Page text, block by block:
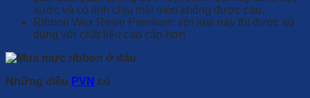
xước và có tính chịu mài mòn không được cao.
Ribbon Wax Resin Premium: với loại này thì được sử
dụng với chất liệu cao cấp hơn
Những điều PVN có